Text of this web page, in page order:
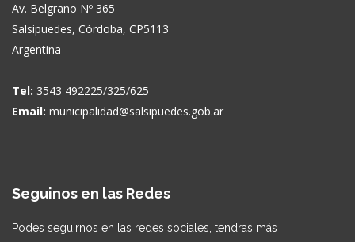
Av. Belgrano Nº 365
Salsipuedes, Córdoba, CP5113
Argentina
Tel: 3543 492225/325/625
Email: municipalidad@salsipuedes.gob.ar
Seguinos en las Redes
Podes seguirnos en las redes sociales, tendras más